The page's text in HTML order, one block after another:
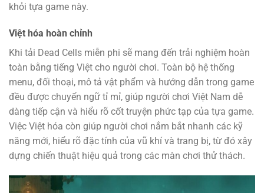
khỏi tựa game này.
Việt hóa hoàn chỉnh
Khi tải Dead Cells miễn phi sẽ mang đến trải nghiệm hoàn
toàn bằng tiếng Việt cho người chơi. Toàn bộ hệ thống
menu, đối thoại, mô tả vật phẩm và hướng dẫn trong game
đều được chuyển ngữ tỉ mỉ, giúp người chơi Việt Nam dễ
dàng tiếp cận và hiểu rõ cốt truyện phức tạp của tựa game.
Việc Việt hóa còn giúp người chơi nắm bắt nhanh các kỹ
năng mới, hiểu rõ đặc tính của vũ khí và trang bị, từ đó xây
dựng chiến thuật hiệu quả trong các màn chơi thử thách.